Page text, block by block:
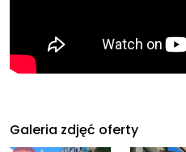
Galeria zdjęć oferty